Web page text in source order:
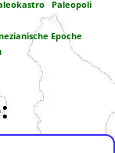
Paleopoli
Epoche